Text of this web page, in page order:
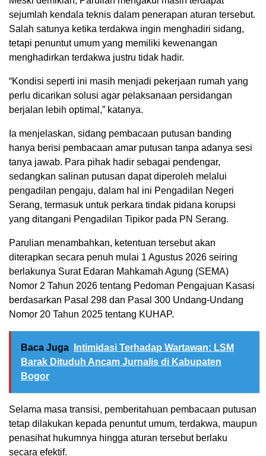
sejumlah kendala teknis dalam penerapan aturan tersebut.
Salah satunya ketika terdakwa ingin menghadiri sidang,
tetapi penuntut umum yang memiliki kewenangan
menghadirkan terdakwa justru tidak hadir.
“Kondisi seperti ini masih menjadi pekerjaan rumah yang
perlu dicarikan solusi agar pelaksanaan persidangan
berjalan lebih optimal,” katanya.
Ia menjelaskan, sidang pembacaan putusan banding
hanya berisi pembacaan amar putusan tanpa adanya sesi
tanya jawab. Para pihak hadir sebagai pendengar,
sedangkan salinan putusan dapat diperoleh melalui
pengadilan pengaju, dalam hal ini Pengadilan Negeri
Serang, termasuk untuk perkara tindak pidana korupsi
yang ditangani Pengadilan Tipikor pada PN Serang.
Parulian menambahkan, ketentuan tersebut akan
diterapkan secara penuh mulai 1 Agustus 2026 seiring
berlakunya Surat Edaran Mahkamah Agung (SEMA)
Nomor 2 Tahun 2026 tentang Pedoman Pengajuan Kasasi
berdasarkan Pasal 298 dan Pasal 300 Undang-Undang
Nomor 20 Tahun 2025 tentang KUHAP.
Baca Juga
Intimidasi Terhadap Wartawan: LSM
Barak Dituduh Ancam Jurnalis di Kabupaten
Bogor
Selama masa transisi, pemberitahuan pembacaan putusan
tetap dilakukan kepada penuntut umum, terdakwa, maupun
penasihat hukumnya hingga aturan tersebut berlaku
secara efektif.